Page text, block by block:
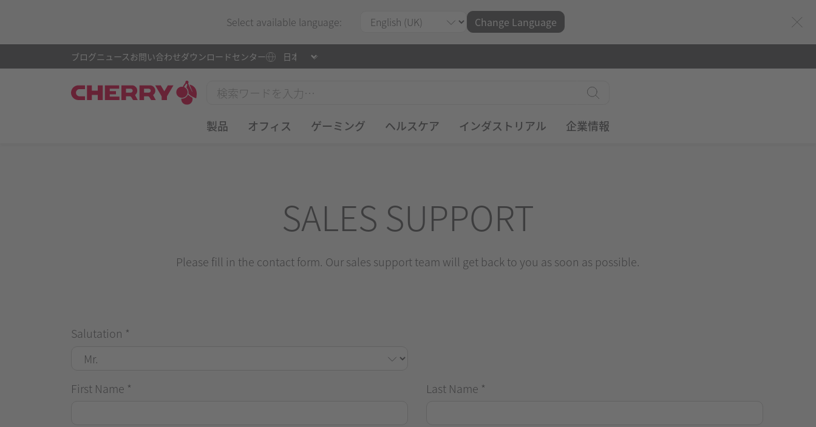
Select available language: Change Language
製品 オフィス ゲーミング ヘルスケア インダストリアル 企業情報
ブログニュース お問い合わせダウンロードセンター
SALES SUPPORT
Please fill in the contact form. Our sales support team will get back to you as soon as possible.
Salutation *
First Name * Last Name *